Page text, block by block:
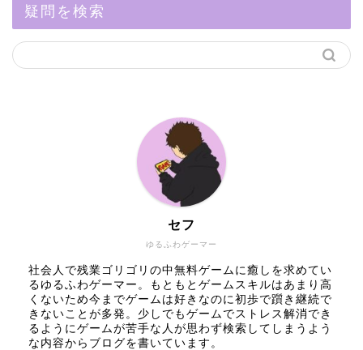
疑問を検索
ゆるふわゲーマー
セフ
社会人で残業ゴリゴリの中無料ゲームに癒しを求めてい
るゆるふわゲーマー。もともとゲームスキルはあまり高
くないため今までゲームは好きなのに初歩で躓き継続で
きないことが多発。少しでもゲームでストレス解消でき
るようにゲームが苦手な人が思わず検索してしまうよう
な内容からブログを書いています。